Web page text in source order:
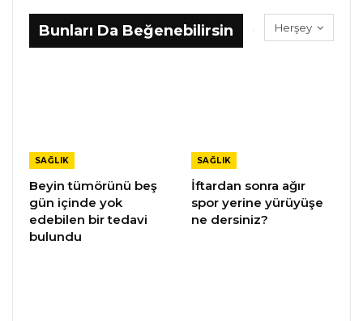
Herşey
Bunları Da Beğenebilirsin
SAĞLIK
Beyin tümörünü beş
gün içinde yok
edebilen bir tedavi
bulundu
SAĞLIK
İftardan sonra ağır
spor yerine yürüyüşe
ne dersiniz?